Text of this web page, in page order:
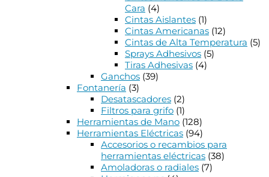
Cara (4)
Cintas Aislantes (1)
Cintas Americanas (12)
Cintas de Alta Temperatura (5)
Sprays Adhesivos (5)
Tiras Adhesivas (4)
Ganchos (39)
Fontanería (3)
Desatascadores (2)
Filtros para grifo (1)
Herramientas de Mano (128)
Herramientas Eléctricas (94)
Accesorios o recambios para
herramientas eléctricas (38)
Amoladoras o radiales (7)